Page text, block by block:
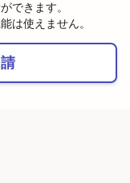
できます。
は使えません。